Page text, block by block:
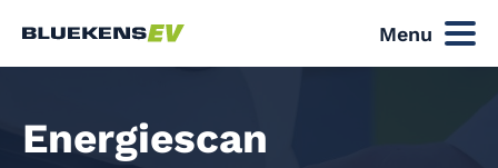
Menu
Energiescan